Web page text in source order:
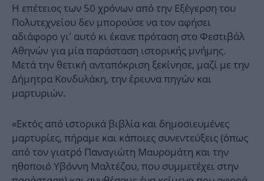
Η επέτειος των 50 χρόνων από την Εξέγερση του
Πολυτεχνείου δεν μπορούσε να τον αφήσει
αδιάφορο γι’ αυτό κι έκανε πρόταση στο Φεστιβάλ
Αθηνών για μία παράσταση ιστορικής μνήμης.
Μετά την θετική ανταπόκριση ξεκίνησε, μαζί με την
Δήμητρα Κονδυλάκη, την έρευνα πηγών και
μαρτυριών.
«Εκτός από ιστορικά βιβλία και δημοσιευμένες
μαρτυρίες, πήραμε και κάποιες συνεντεύξεις (όπως
από τον γιατρό Παναγιώτη Μαυρομάτη και την
ηθοποιό Υβόννη Μαλτέζου, που συμμετέχει στην